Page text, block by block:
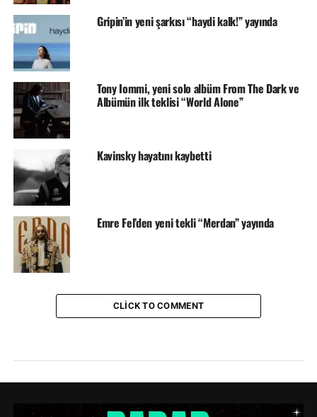
Gripin’in yeni şarkısı “haydi kalk!” yayında
Tony Iommi, yeni solo albüm From The Dark ve
Albümün ilk teklisi “World Alone”
Kavinsky hayatını kaybetti
Emre Fel’den yeni tekli “Merdan” yayında
CLICK TO COMMENT